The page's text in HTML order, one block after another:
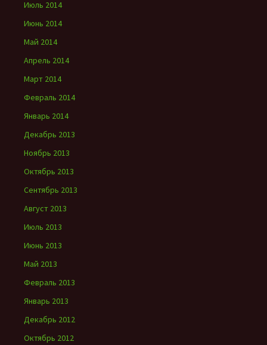
Июль 2014
Июнь 2014
Май 2014
Апрель 2014
Март 2014
Февраль 2014
Январь 2014
Декабрь 2013
Ноябрь 2013
Октябрь 2013
Сентябрь 2013
Август 2013
Июль 2013
Июнь 2013
Май 2013
Февраль 2013
Январь 2013
Декабрь 2012
Октябрь 2012